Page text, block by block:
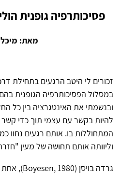
פסיכותרפיה גופנית
מאת: מיכל
זכורים לי היטב הרגעים בתחילת
במסלול הפסיכותרפיה הגופנית
ובנשמתי את האינטגרציה בין כל
להיות בקשר עם עצמי תוך כדי קשר
המתחוללות בו. אותם רגעים נחוו
וליוותה אותם תחושה של מעין
גרדה בויסן (Boyesen, 1980), אחת